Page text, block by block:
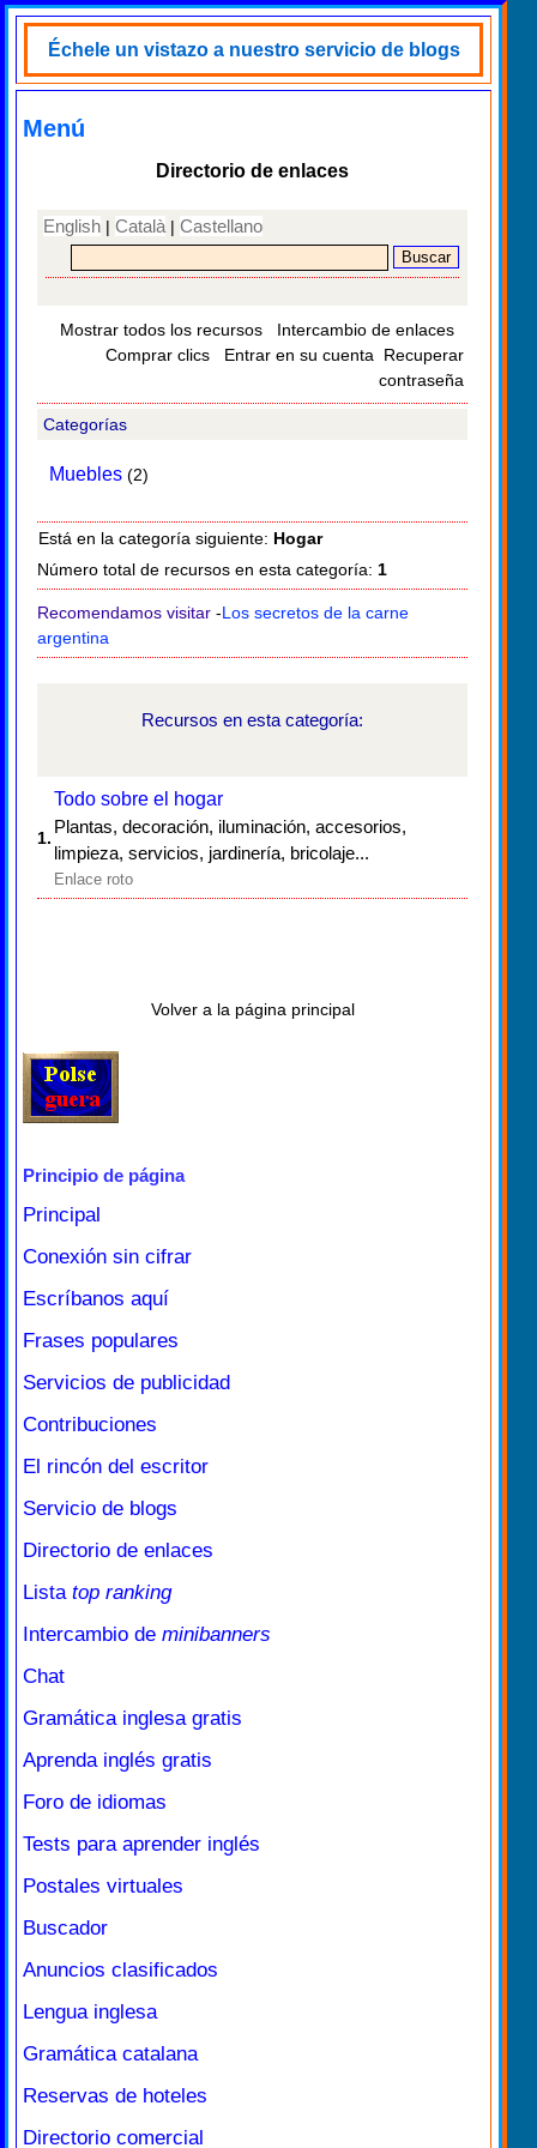
Échele un vistazo a nuestro servicio de blogs
Menú
Directorio de enlaces
English | Català | Castellano
Mostrar todos los recursos
Intercambio de enlaces
Comprar clics
Entrar en su cuenta
Recuperar
contraseña
Categorías
Muebles (2)
Está en la categoría siguiente: Hogar
Número total de recursos en esta categoría: 1
Recomendamos visitar -Los secretos de la carne
argentina
Recursos en esta categoría:
1.
Todo sobre el hogar
Plantas, decoración, iluminación, accesorios,
limpieza, servicios, jardinería, bricolaje...
Enlace roto
Volver a la página principal
Principio de página
Principal
Conexión sin cifrar
Escríbanos aquí
Frases populares
Servicios de publicidad
Contribuciones
El rincón del escritor
Servicio de blogs
Directorio de enlaces
Lista top ranking
Intercambio de minibanners
Chat
Gramática inglesa gratis
Aprenda inglés gratis
Foro de idiomas
Tests para aprender inglés
Postales virtuales
Buscador
Anuncios clasificados
Lengua inglesa
Gramática catalana
Reservas de hoteles
Directorio comercial